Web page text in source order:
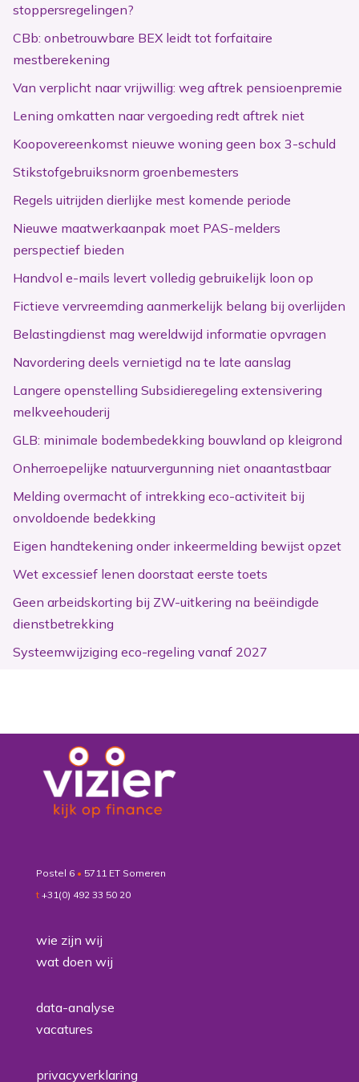
stoppersregelingen?
CBb: onbetrouwbare BEX leidt tot forfaitaire
mestberekening
Van verplicht naar vrijwillig: weg aftrek pensioenpremie
Lening omkatten naar vergoeding redt aftrek niet
Koopovereenkomst nieuwe woning geen box 3-schuld
Stikstofgebruiksnorm groenbemesters
Regels uitrijden dierlijke mest komende periode
Nieuwe maatwerkaanpak moet PAS-melders
perspectief bieden
Handvol e-mails levert volledig gebruikelijk loon op
Fictieve vervreemding aanmerkelijk belang bij overlijden
Belastingdienst mag wereldwijd informatie opvragen
Navordering deels vernietigd na te late aanslag
Langere openstelling Subsidieregeling extensivering
melkveehouderij
GLB: minimale bodembedekking bouwland op kleigrond
Onherroepelijke natuurvergunning niet onaantastbaar
Melding overmacht of intrekking eco-activiteit bij
onvoldoende bedekking
Eigen handtekening onder inkeermelding bewijst opzet
Wet excessief lenen doorstaat eerste toets
Geen arbeidskorting bij ZW-uitkering na beëindigde
dienstbetrekking
Systeemwijziging eco-regeling vanaf 2027
Postel 6 • 5711 ET Someren
t +31(0) 492 33 50 20
wie zijn wij
wat doen wij
data-analyse
vacatures
privacyverklaring